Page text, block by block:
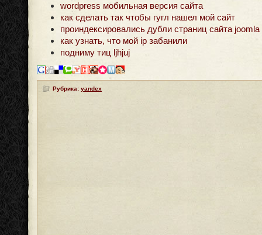
wordpress мобильная версия сайта
как сделать так чтобы гугл нашел мой сайт
проиндексировались дубли страниц сайта joomla
как узнать, что мой ip забанили
подниму тиц ljhjuj
Рубрика: yandex